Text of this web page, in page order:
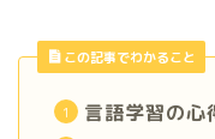
この記事でわかること
言語学習の心